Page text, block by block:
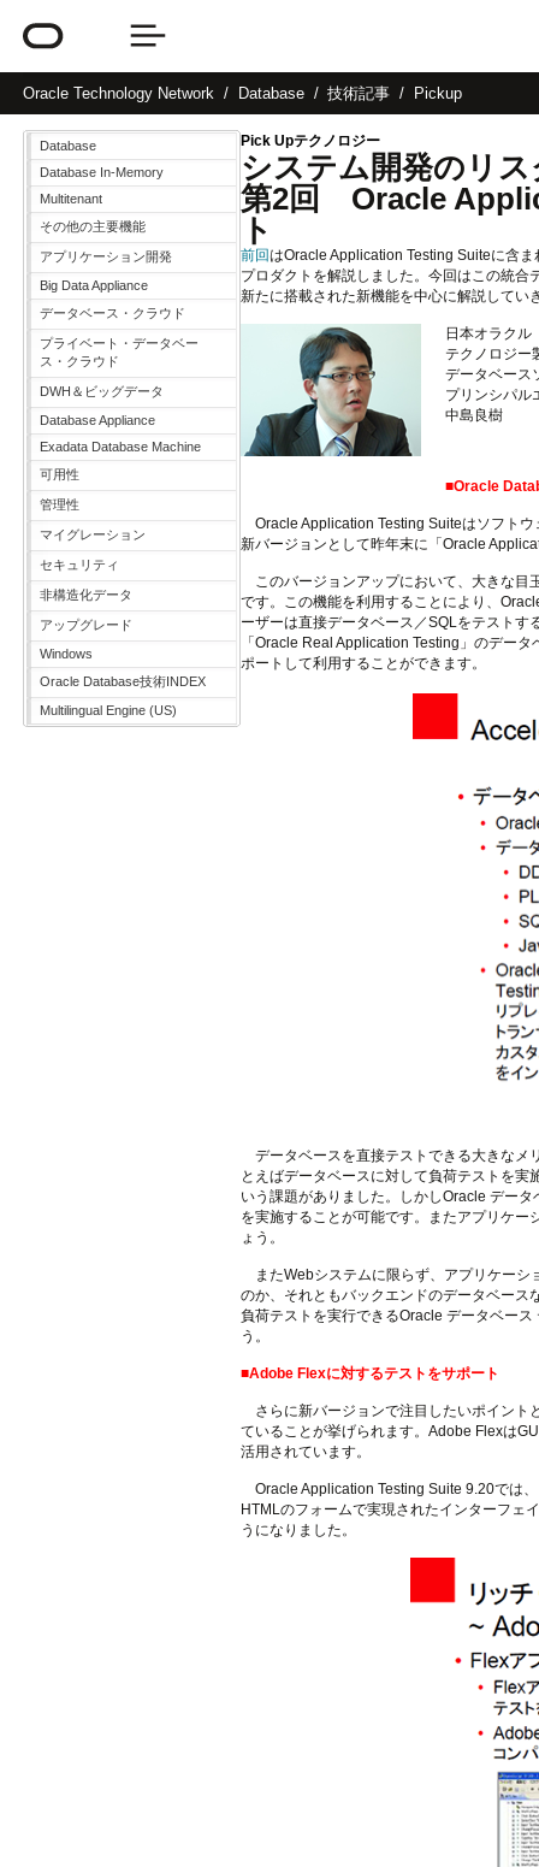
Oracle Technology Network Database 技術記事 Pickup
Database
Database In-Memory
Multitenant
その他の主要機能
アプリケーション開発
Big Data Appliance
データベース・クラウド
プライベート・データベー
ス・クラウド
DWH＆ビッグデータ
Database Appliance
Exadata Database Machine
可用性
管理性
マイグレーション
セキュリティ
非構造化データ
アップグレード
Windows
Oracle Database技術INDEX
Multilingual Engine (US)
Pick Upテクノロジー
システム開発のリ
第2回 Oracle
ト
前回はOracle Application Testing Suiteに含
プロダクトを解説しました。今回はこの統
新たに搭載された新機能を中心に解説してい
日本オラクル
テクノロジー
データベース
プリンシパル
中島良樹
■Oracle
Oracle Application Testing Suiteはソフトウ
新バージョンとして昨年末に「Oracle
このバージョンアップにおいて、大きな目
です。この機能を利用することにより、
ーザーは直接データベース／SQLをテスト
「Oracle Real Application Testing」のデー
ポートして利用することができます。
データベースを直接テストできる大きなメ
とえばデータベースに対して負荷テストを
いう課題がありました。しかしOracle デー
を実施することが可能です。またアプリケ
ょう。
またWebシステムに限らず、アプリケーシ
のか、それともバックエンドのデータベース
負荷テストを実行できるOracle データベー
う。
■Adobe Flexに対するテストをサポート
さらに新バージョンで注目したいポイント
ていることが挙げられます。Adobe Flexは
活用されています。
Oracle Application Testing Suite 9.20では
HTMLのフォームで実現されたインターフェ
うになりました。